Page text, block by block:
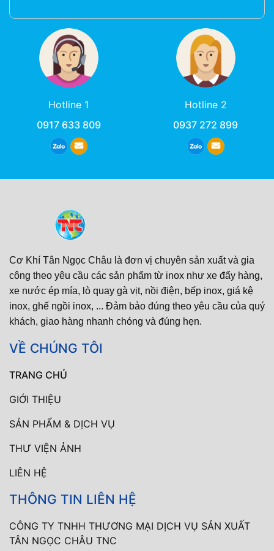
Hotline 1
0917 633 809
Hotline 2
0937 272 899
Cơ Khí Tân Ngọc Châu là đơn vị chuyên sản xuất và gia
công theo yêu cầu các sản phẩm từ inox như xe đẩy hàng,
xe nước ép mía, lò quay gà vịt, nồi điện, bếp inox, giá kệ
inox, ghế ngồi inox, ... Đảm bảo đúng theo yêu cầu của quý
khách, giao hàng nhanh chóng và đúng hẹn.
VỀ CHÚNG TÔI
TRANG CHỦ
GIỚI THIỆU
SẢN PHẨM & DỊCH VỤ
THƯ VIỆN ẢNH
LIÊN HỆ
THÔNG TIN LIÊN HỆ
CÔNG TY TNHH THƯƠNG MẠI DỊCH VỤ SẢN XUẤT
TÂN NGỌC CHÂU TNC